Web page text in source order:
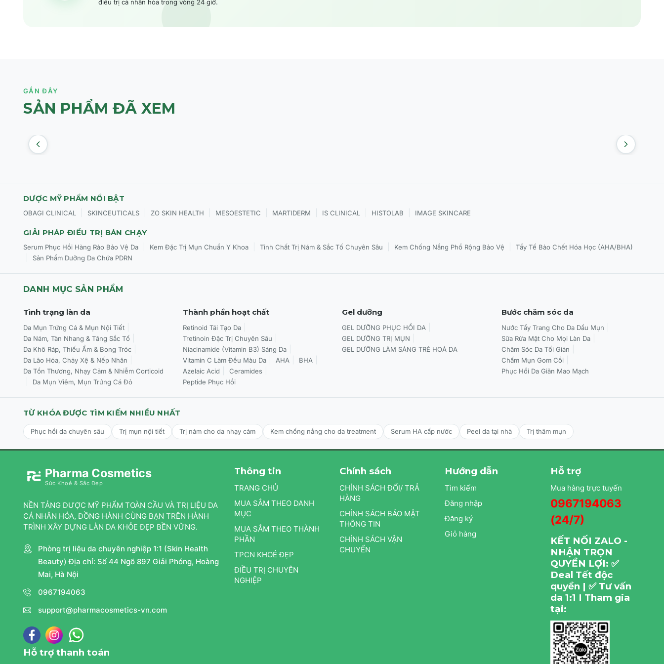
điều trị cá nhân hóa trong vòng 24 giờ.
GẦN ĐÂY
SẢN PHẨM ĐÃ XEM
DƯỢC MỸ PHẨM NỔI BẬT
OBAGI CLINICAL SKINCEUTICALS ZO SKIN HEALTH MESOESTETIC MARTIDERM IS CLINICAL HISTOLAB IMAGE SKINCARE
GIẢI PHÁP ĐIỀU TRỊ BÁN CHẠY
Serum Phục Hồi Hàng Rào Bảo Vệ Da Kem Đặc Trị Mụn Chuẩn Y Khoa Tinh Chất Trị Nám & Sắc Tố Chuyên Sâu Kem Chống Nắng Phổ Rộng Bảo Vệ Tẩy Tế Bào Chết Hóa Học (AHA/BHA)
Sản Phẩm Dưỡng Da Chứa PDRN
DANH MỤC SẢN PHẨM
Tình trạng làn da
Da Mụn Trứng Cá & Mụn Nội Tiết
Da Nám, Tàn Nhang & Tăng Sắc Tố
Da Khô Ráp, Thiếu Ẩm & Bong Tróc
Da Lão Hóa, Chảy Xệ & Nếp Nhăn
Da Tổn Thương, Nhạy Cảm & Nhiễm Corticoid
Da Mụn Viêm, Mụn Trứng Cá Đỏ
Thành phần hoạt chất
Retinoid Tái Tạo Da
Tretinoin Đặc Trị Chuyên Sâu
Niacinamide (Vitamin B3) Sáng Da
Vitamin C Làm Đều Màu Da
AHA
BHA
Azelaic Acid
Ceramides
Peptide Phục Hồi
Gel dưỡng
GEL DƯỠNG PHỤC HỒI DA
GEL DƯỠNG TRỊ MỤN
GEL DƯỠNG LÀM SÁNG TRẺ HOÁ DA
Bước chăm sóc da
Nước Tẩy Trang Cho Da Dầu Mụn
Sữa Rửa Mặt Cho Mọi Làn Da
Chăm Sóc Da Tối Giản
Chấm Mụn Gom Cồi
Phục Hồi Da Giãn Mao Mạch
TỪ KHÓA ĐƯỢC TÌM KIẾM NHIỀU NHẤT
Phục hồi da chuyên sâu Trị mụn nội tiết Trị nám cho da nhạy cảm Kem chống nắng cho da treatment Serum HA cấp nước Peel da tại nhà Trị thâm mụn
Pharma Cosmetics
Sức Khoẻ & Sắc Đẹp
NỀN TẢNG DƯỢC MỸ PHẨM TOÀN CẦU VÀ TRỊ LIỆU DA
CÁ NHÂN HÓA, ĐỒNG HÀNH CÙNG BẠN TRÊN HÀNH
TRÌNH XÂY DỰNG LÀN DA KHỎE ĐẸP BỀN VỮNG.
Phòng trị liệu da chuyên nghiệp 1:1 (Skin Health
Beauty) Địa chỉ: Số 44 Ngõ 897 Giải Phóng, Hoàng
Mai, Hà Nội
0967194063
support@pharmacosmetics-vn.com
Hỗ trợ thanh toán
Thông tin
TRANG CHỦ
MUA SẮM THEO DANH
MỤC
MUA SẮM THEO THÀNH
PHẦN
TPCN KHOẺ ĐẸP
ĐIỀU TRỊ CHUYÊN
NGHIỆP
Chính sách
CHÍNH SÁCH ĐỔI/ TRẢ
HÀNG
CHÍNH SÁCH BẢO MẬT
THÔNG TIN
CHÍNH SÁCH VẬN
CHUYỂN
Hướng dẫn
Tìm kiếm
Đăng nhập
Đăng ký
Giỏ hàng
Hỗ trợ
Mua hàng trực tuyến
0967194063
(24/7)
KẾT NỐI ZALO -
NHẬN TRỌN
QUYỀN LỢI: ✅
Deal Tết độc
quyền | ✅ Tư vấn
da 1:1 I Tham gia
tại: